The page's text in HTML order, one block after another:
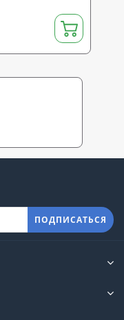
ПОДПИСАТЬСЯ